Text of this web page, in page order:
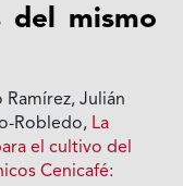
del mismo
Julián
Robledo, La
el cultivo del
Cenicafé: